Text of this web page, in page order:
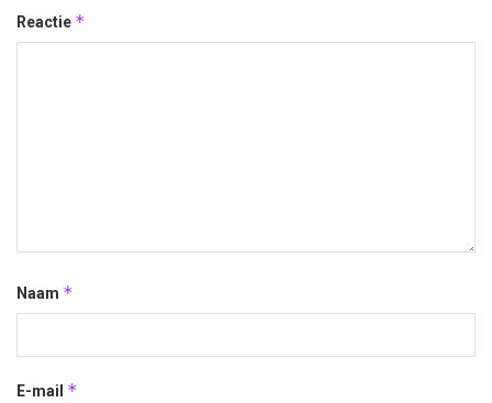
Reactie *
Naam *
E-mail *